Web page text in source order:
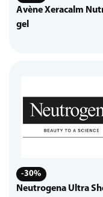
Avène Xeracalm
gel
-30%
Neutrogena Ultra